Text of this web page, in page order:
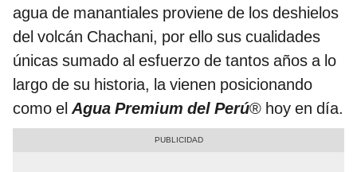
agua de manantiales proviene de los deshielos
del volcán Chachani, por ello sus cualidades
únicas sumado al esfuerzo de tantos años a lo
largo de su historia, la vienen posicionando
como elAgua Premium del Perú® hoy en día.